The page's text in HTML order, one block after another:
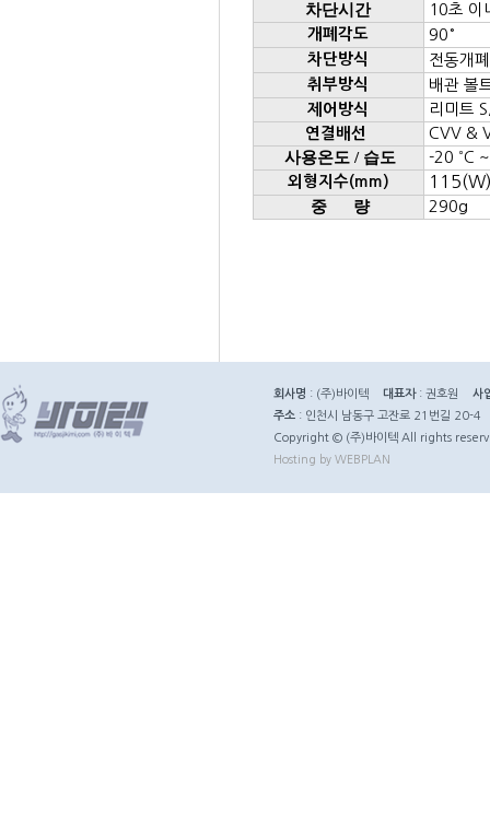
차단시간 10초 이
개폐각도 90°
차단방식 전동개
취부방식 배관 볼
제어방식 리미트
연결배선 CVV &
사용온도 / 습도 -20 ˚ C
외형지수(mm)
중 량
290g
회사명 : (주)바이텍 대표자: 권호원
사
주소 : 인천시 남동구 고잔로 21번길 20-4
Copyright © (주)바이텍 All rights
Hosting by WEBPLAN